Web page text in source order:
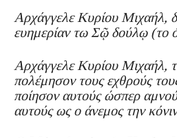
Αρχάγγελε Κυρίου Μιχαήλ,
ευημερίαν τω Σῷ δούλῳ (το
Αρχάγγελε Κυρίου Μιχαήλ,
πολέμησον τους εχθρούς
ποίησον αυτούς ώσπερ
αυτούς ως ο άνεμος την